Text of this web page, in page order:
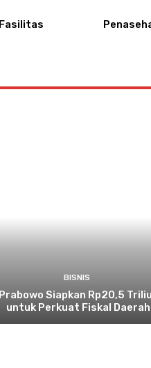
BISNIS
Prabowo Siapkan Rp20,5
untuk Perkuat Fiskal Daerah